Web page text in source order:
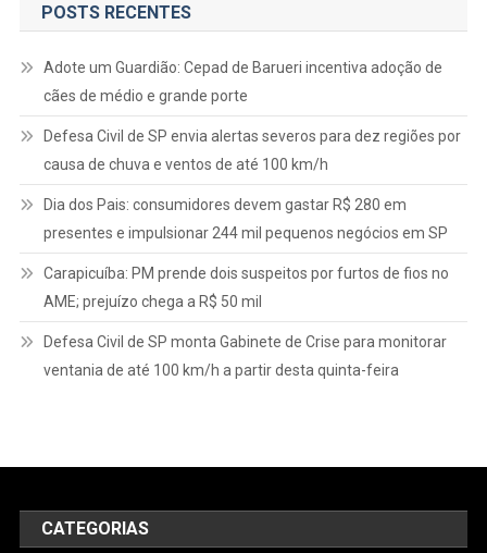
POSTS RECENTES
Adote um Guardião: Cepad de Barueri incentiva adoção de
cães de médio e grande porte
Defesa Civil de SP envia alertas severos para dez regiões por
causa de chuva e ventos de até 100 km/h
Dia dos Pais: consumidores devem gastar R$ 280 em
presentes e impulsionar 244 mil pequenos negócios em SP
Carapicuíba: PM prende dois suspeitos por furtos de fios no
AME; prejuízo chega a R$ 50 mil
Defesa Civil de SP monta Gabinete de Crise para monitorar
ventania de até 100 km/h a partir desta quinta-feira
CATEGORIAS